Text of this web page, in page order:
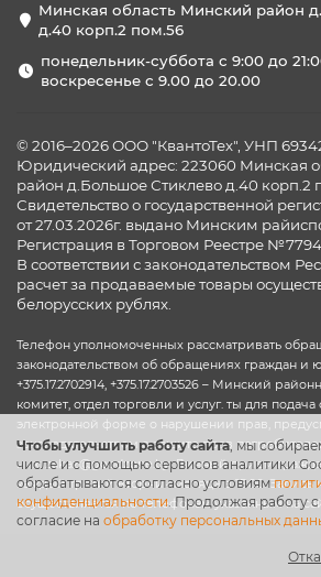
Чтобы улучшить работу сайта, мы
числе и с помощью сервисов аналитики
обрабатываются согласно условиям
конфиденциальности. Продолжая работу с
согласие на обработку персональных данн
Минская область Минский район
д.40 корп.2 пом.56
понедельник-суббота с 9:00 до
воскресенье с 9.00 до 20.00
© 2016–2026 ООО "КвантоТех", УНП
Юридический адрес: 223060 Минская
район д.Большое Стиклево д.40 корп.2
Свидетельство о государственной
от 27.03.2026г. выдано Минским
Регистрация в Торговом Реестре
В соответствии с законодательством
расчет за продаваемые товары
белорусских рублях.
Телефон уполномоченных рассматривать
законодательством об обращениях граждан и
+375.17.2702914, +375.17.2703526 – Минский
комитет, отдел торговли и услуг. ты для
электронной форме о нарушении прав,
законодательством о защите прав
них: zakaz@goodzone.by. Личный прием
каждый третий вторник месяца в 15:00.
осуществляется по телефонам указанным на